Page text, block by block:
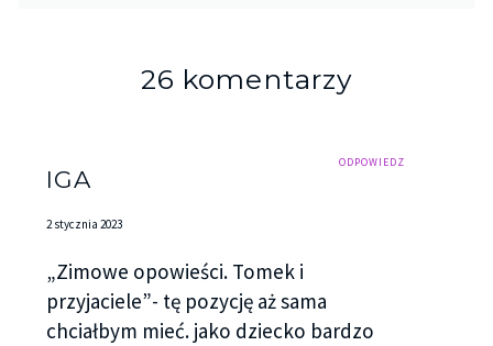
26 komentarzy
ODPOWIEDZ
IGA
2 stycznia 2023
„Zimowe opowieści. Tomek i
przyjaciele”- tę pozycję aż sama
chciałbym mieć. jako dziecko bardzo